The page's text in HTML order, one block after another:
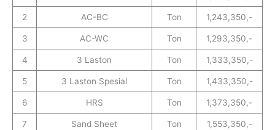
2 AC-BC Ton 1,243,350,-
3 AC-WC Ton 1,293,350,-
4 3 Laston Ton 1,333,350,-
5 3 Laston Spesial Ton 1,433,350,-
6 HRS Ton 1,373,350,-
7 Sand Sheet Ton 1,553,350,-